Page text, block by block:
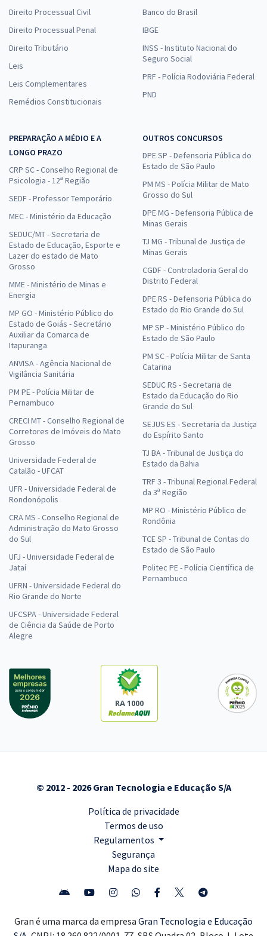
Direito Processual Civil
Direito Processual Penal
Direito Tributário
Leis
Leis Complementares
Remédios Constitucionais
Banco do Brasil
IBGE
INSS - Instituto Nacional do
Seguro Social
PRF - Polícia Rodoviária Federal
PND
PREPARAÇÃO A MÉDIO E A
LONGO PRAZO
CRP SC - Conselho Regional de
Psicologia - 12ª Região
SEDF - Professor Temporário
MEC - Ministério da Educação
SEDUC/MT - Secretaria de
Estado de Educação, Esporte e
Lazer do estado de Mato
Grosso
MME - Ministério de Minas e
Energia
MP GO - Ministério Público do
Estado de Goiás - Secretário
Auxiliar da Comarca de
Itapuranga
ANVISA - Agência Nacional de
Vigilância Sanitária
PM PE - Polícia Militar de
Pernambuco
CRECI MT - Conselho Regional de
Corretores de Imóveis do Mato
Grosso
Universidade Federal de
Catalão - UFCAT
UFR - Universidade Federal de
Rondonópolis
CRA MS - Conselho Regional de
Administração do Mato Grosso
do Sul
UFJ - Universidade Federal de
Jataí
UFRN - Universidade Federal do
Rio Grande do Norte
UFCSPA - Universidade Federal
de Ciência da Saúde de Porto
Alegre
OUTROS CONCURSOS
DPE SP - Defensoria Pública do
Estado de São Paulo
PM MS - Polícia Militar de Mato
Grosso do Sul
DPE MG - Defensoria Pública de
Minas Gerais
TJ MG - Tribunal de Justiça de
Minas Gerais
CGDF - Controladoria Geral do
Distrito Federal
DPE RS - Defensoria Pública do
Estado do Rio Grande do Sul
MP SP - Ministério Público do
Estado de São Paulo
PM SC - Polícia Militar de Santa
Catarina
SEDUC RS - Secretaria de
Estado da Educação do Rio
Grande do Sul
SEJUS ES - Secretaria da Justiça
do Espírito Santo
TJ BA - Tribunal de Justiça do
Estado da Bahia
TRF 3 - Tribunal Regional Federal
da 3ª Região
MP RO - Ministério Público de
Rondônia
TCE SP - Tribunal de Contas do
Estado de São Paulo
Politec PE - Polícia Científica de
Pernambuco
RA 1000
© 2012 - 2026 Gran Tecnologia e Educação S/A
Política de privacidade
Termos de uso
Regulamentos
Segurança
Mapa do site
Gran é uma marca da empresa Gran Tecnologia e Educação